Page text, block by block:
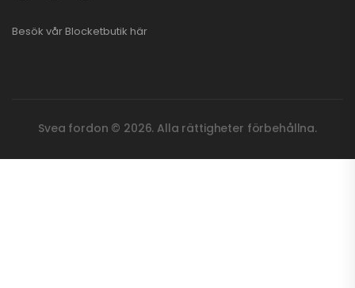
Besök vår Blocketbutik här
Svea fordon © 2026. Alla rättigheter förbehållna.